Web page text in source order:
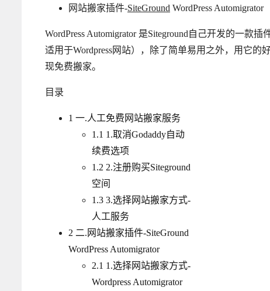
网站搬家插件-SiteGround WordPress Automigrator
WordPress Automigrator 是Siteground自己开发的一款
适用于Wordpress网站），除了简单易用之外，用它的
现免费搬家。
目录
1 一.人工免费网站搬家服务
1.1 1.取消Godaddy自动
续费选项
1.2 2.注册购买Siteground
空间
1.3 3.选择网站搬家方式-
人工服务
2 二.网站搬家插件-SiteGround
WordPress Automigrator
2.1 1.选择网站搬家方式-
Wordpress Automigrator